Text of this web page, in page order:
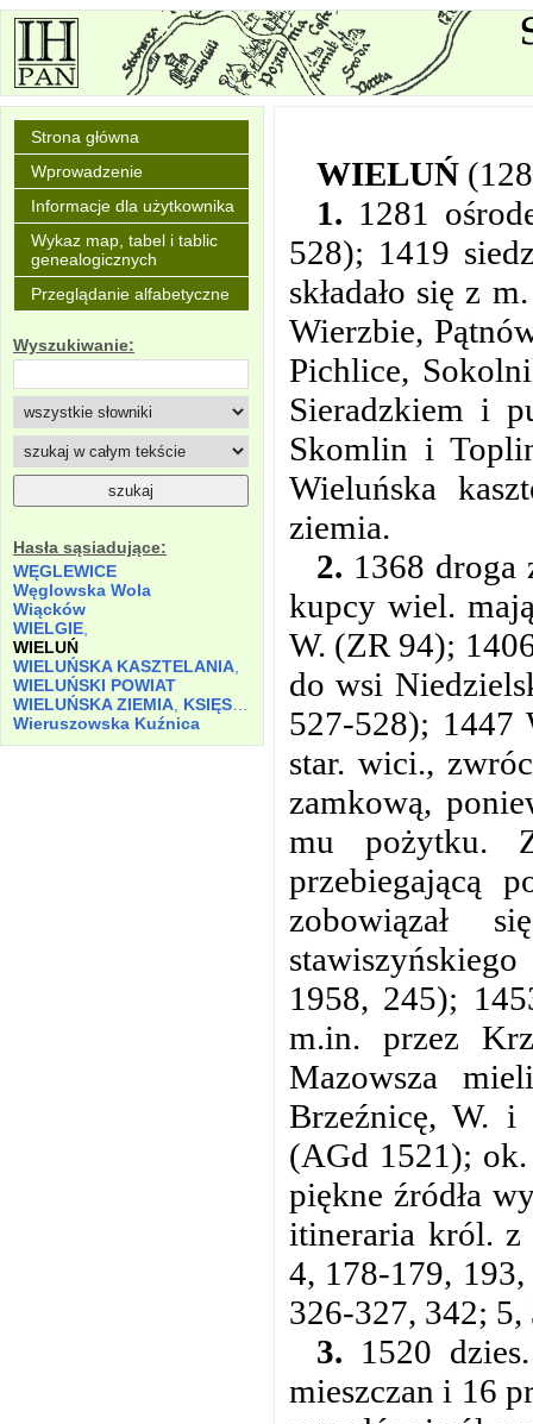
Strona główna
Wprowadzenie
Informacje dla użytkownika
Wykaz map, tabel i tablic
genealogicznych
Przeglądanie alfabetyczne
Wyszukiwanie:
Hasła sąsiadujące:
WĘGLEWICE
Węglowska Wola
Wiącków
WIELGIE
WIELUŃ
WIELUŃSKA KASZTELANIA
WIELUŃSKI POWIAT
WIELUŃSKA ZIEMIA KSIĘSTWO
Wieruszowska Kuźnica
WIELUŃ
1. 1281
528); 1419
składało się z
Wierzbie,
Pichlice,
Sieradzkiem i
Skomlin i
Wieluńska
ziemia.
2. 1368 droga
kupcy wiel.
W. (ZR 94);
do wsi
527-528); 1447
star. wici.,
zamkową,
mu pożytku.
przebiegającą
zobowiązał
1958, 245);
m.in. przez
Mazowsza
Brzeźnicę, W. i
(AGd 1521); ok.
piękne źródła
itineraria król. z
4, 178-179,
326-327, 342;
3. 1520
mieszczan i 16